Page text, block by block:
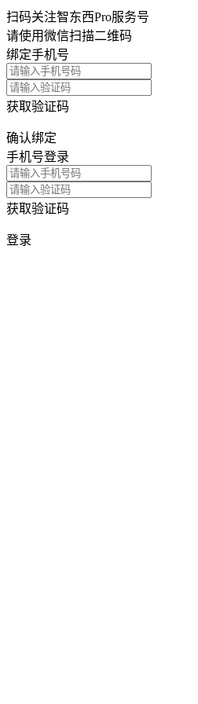
扫码关注智东西Pro服务号
请使用微信扫描二维码
绑定手机号
获取验证码
确认绑定
手机号登录
获取验证码
登录